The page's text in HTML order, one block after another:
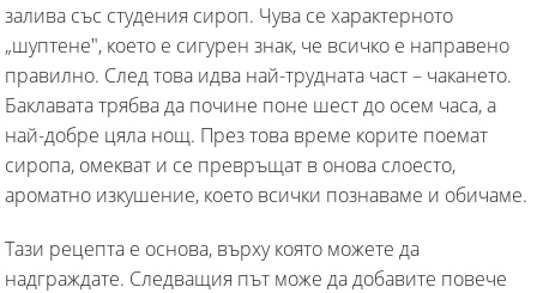
залива със студения сироп. Чува се характерното
„шуптене", което е сигурен знак, че всичко е направено
правилно. След това идва най-трудната част – чакането.
Баклавата трябва да почине поне шест до осем часа, а
най-добре цяла нощ. През това време корите поемат
сиропа, омекват и се превръщат в онова слоесто,
ароматно изкушение, което всички познаваме и обичаме.
Тази рецепта е основа, върху която можете да
надграждате. Следващия път може да добавите повече